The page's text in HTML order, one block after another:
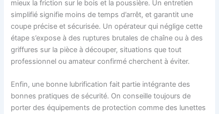
mieux la friction sur le bois et la poussière. Un entretien
simplifié signifie moins de temps d’arrêt, et garantit une
coupe précise et sécurisée. Un opérateur qui néglige cette
étape s’expose à des ruptures brutales de chaîne ou à des
griffures sur la pièce à découper, situations que tout
professionnel ou amateur confirmé cherchent à éviter.
Enfin, une bonne lubrification fait partie intégrante des
bonnes pratiques de sécurité. On conseille toujours de
porter des équipements de protection comme des lunettes